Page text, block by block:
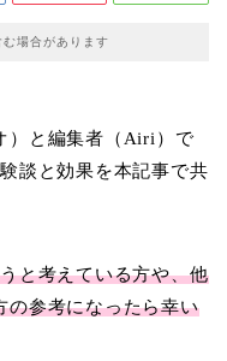
場合があります
）と編集者（Airi）で
談と効果を本記事で共
と考えている方や、他
の参考になったら幸い